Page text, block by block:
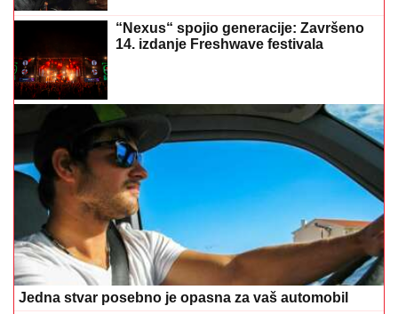
“Nexus“ spojio generacije: Završeno
14. izdanje Freshwave festivala
Jedna stvar posebno je opasna za vaš automobil